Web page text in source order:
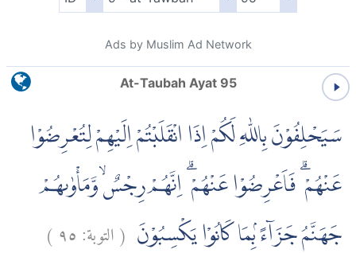
Ads by Muslim Ad Network
At-Taubah Ayat 95
سَيَحْلِفُوْنَ بِاللّٰهِ لَكُمْ اِذَا انْقَلَبْتُمْ اِلَيْهِمْ لِتُعْرِضُوْا
عَنْهُمْ ۗ فَاَعْرِضُوْا عَنْهُمْ ۗ اِنَّهُمْ رِجْسٌۙ وَّمَأْوٰىهُمْ
جَهَنَّمُ جَزَاۤءً ۢبِمَا كَانُوْا يَكْسِبُوْنَ (التوبة:٩٥)